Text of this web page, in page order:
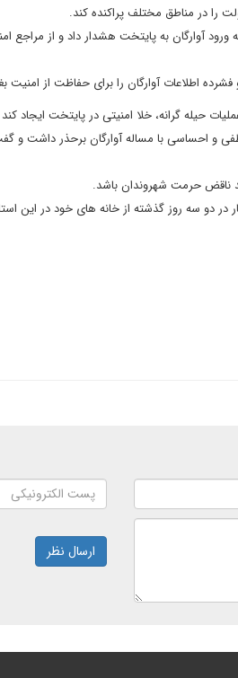
را در مناطق مختلف پراکنده کند.
آوارگان به پایتخت هشدار داد و از مراجع
اطلاعات آوارگان را برای حفاظت از امنیت
حیله گرانه، خلا امنیتی در پایتخت ایجاد کند
و احساسی با مساله آوارگان برحذر داشت و
ناقض حرمت شهروندان باشد.
در دو سه روز گذشته از خانه های خود در
ارسال نظر